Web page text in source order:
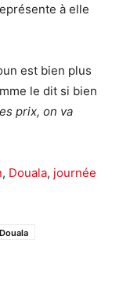
à elle
est bien plus
le dit si bien
prix, on va
, Douala, journée
Douala